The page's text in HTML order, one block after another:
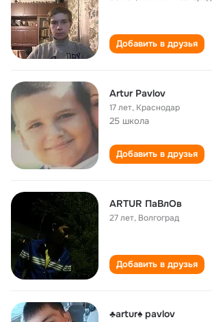
Добавить в друзья
Artur Pavlov
17 лет, Краснодар
25 школа
Добавить в друзья
ARTUR ПаВлОв
27 лет, Волгоград
Добавить в друзья
♣️artur♠️ pavlov